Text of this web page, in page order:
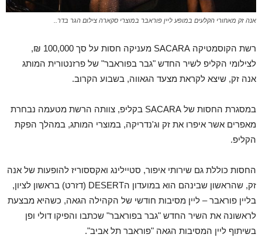
אנה זק מאחורי הקלעים במופע ליין פוראבר במוצרי סקארה צילום הגר בדר..
רשת הקוסמטיקה SACARA מעניקה חסות על סך 100,000 ₪,
לצילומי הקליפ לשיר החדש "גבר בפוראבר" של פרזנטורית המותג
אנה זק, שיצא לקראת מצעד הגאווה, בשבוע הקרוב.
במסגרת החסות של SACARA בקליפ, צוותה הרשת מטעמה נבחרת
מאפרים אשר איפרו את זק וג'נדריקה, במוצרי המותג, במהלך הפקת
הקליפ.
החסות כוללת גם שירותי איפור, סטיילינג ואקססוריז להופעות של אנה
זק, שהראשון שבינהם הוא במועדון הDESERT (דזרט) בראשון לציון,
בליין פוראבר – ליין מסיבות חודשי של הקהילה הגאה, כשהיא מבצעת
לראשונה את השיר החדש "גבר בפוראבר" שכתבו והפיקו דולי ופן
בשיתוף ליין המסיבות הגאה "פוראבר תל אביב".